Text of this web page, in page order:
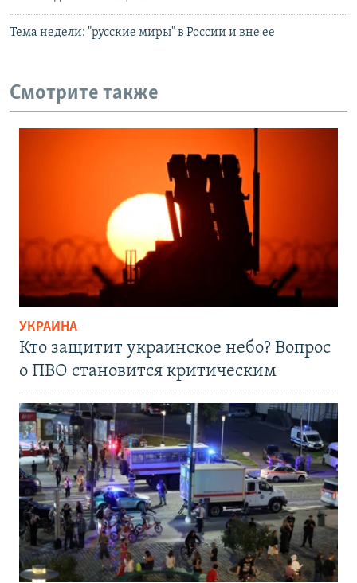
Тема недели: "русские миры" в России и вне ее
Смотрите также
УКРАИНА
Кто защитит украинское небо? Вопрос
о ПВО становится критическим